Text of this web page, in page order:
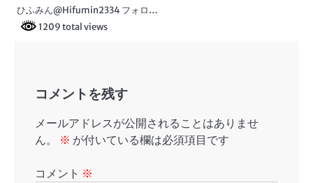
ひふみん@Hifumin2334 フォロ…
1209 total views
コメントを残す
メールアドレスが公開されることはありませ
ん。
※ が付いている欄は必須項目です
コメント ※